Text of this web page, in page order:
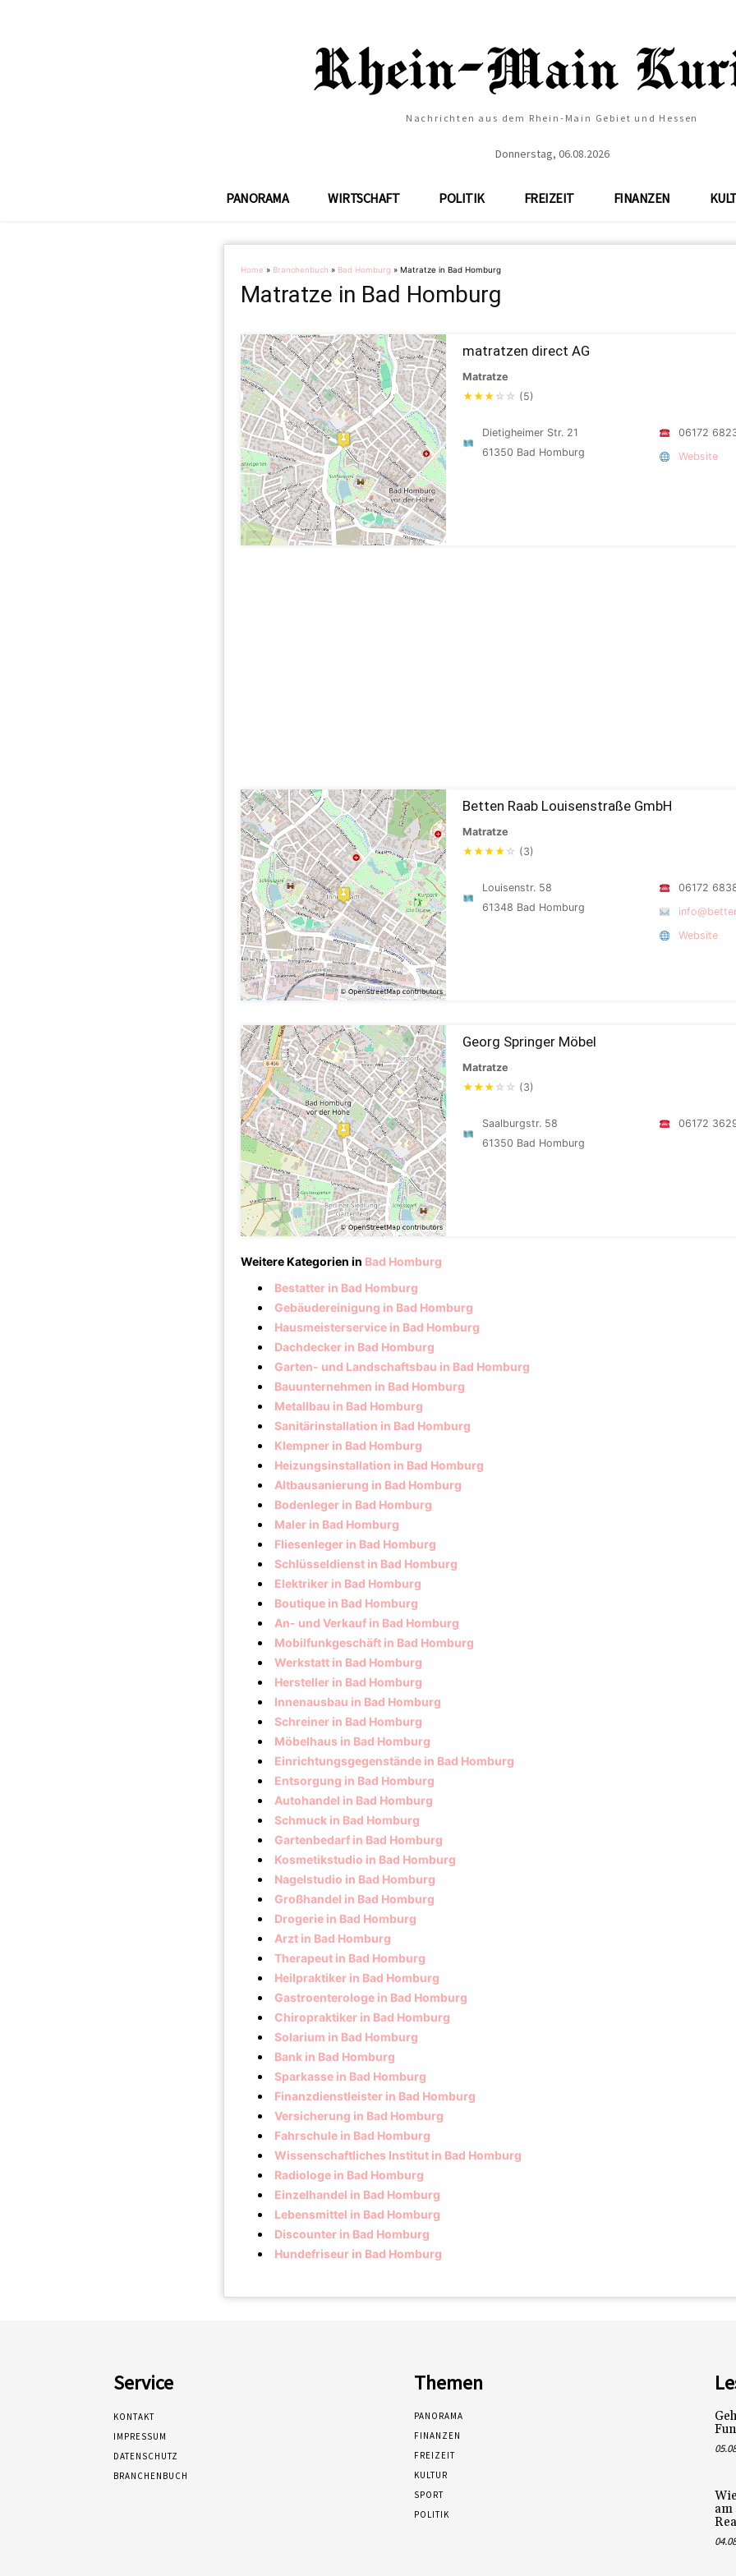
Nachrichten aus dem Rhein-Main Gebiet und Hessen
Donnerstag, 06.08.2026
PANORAMA WIRTSCHAFT POLITIK FREIZEIT FINANZEN
Home » Branchenbuch » Bad Homburg » Matratze in Bad Homburg
Matratze in Bad Homburg
matratzen direct AG
Matratze
★★★ ☆ ☆ (5)
Dietigheimer Str. 21
61350 Bad Homburg
06172
Website
Betten Raab Louisenstraße GmbH
Matratze
★★★★ ☆ (3)
Louisenstr. 58
61348 Bad Homburg
06172
Website
Georg Springer Möbel
Matratze
★★★ ☆ ☆ (3)
Saalburgstr. 58
61350 Bad Homburg
06172
Weitere Kategorien in Bad Homburg
Bestatter in Bad Homburg
Gebäudereinigung in Bad Homburg
Hausmeisterservice in Bad Homburg
Dachdecker in Bad Homburg
Garten- und Landschaftsbau in Bad Homburg
Bauunternehmen in Bad Homburg
Metallbau in Bad Homburg
Sanitärinstallation in Bad Homburg
Klempner in Bad Homburg
Heizungsinstallation in Bad Homburg
Altbausanierung in Bad Homburg
Bodenleger in Bad Homburg
Maler in Bad Homburg
Fliesenleger in Bad Homburg
Schlüsseldienst in Bad Homburg
Elektriker in Bad Homburg
Boutique in Bad Homburg
An- und Verkauf in Bad Homburg
Mobilfunkgeschäft in Bad Homburg
Werkstatt in Bad Homburg
Hersteller in Bad Homburg
Innenausbau in Bad Homburg
Schreiner in Bad Homburg
Möbelhaus in Bad Homburg
Einrichtungsgegenstände in Bad Homburg
Entsorgung in Bad Homburg
Autohandel in Bad Homburg
Schmuck in Bad Homburg
Gartenbedarf in Bad Homburg
Kosmetikstudio in Bad Homburg
Nagelstudio in Bad Homburg
Großhandel in Bad Homburg
Drogerie in Bad Homburg
Arzt in Bad Homburg
Therapeut in Bad Homburg
Heilpraktiker in Bad Homburg
Gastroenterologe in Bad Homburg
Chiropraktiker in Bad Homburg
Solarium in Bad Homburg
Bank in Bad Homburg
Sparkasse in Bad Homburg
Finanzdienstleister in Bad Homburg
Versicherung in Bad Homburg
Fahrschule in Bad Homburg
Wissenschaftliches Institut in Bad Homburg
Radiologe in Bad Homburg
Einzelhandel in Bad Homburg
Lebensmittel in Bad Homburg
Discounter in Bad Homburg
Hundefriseur in Bad Homburg
Service
KONTAKT
IMPRESSUM
DATENSCHUTZ
BRANCHENBUCH
Themen
PANORAMA
FINANZEN
FREIZEIT
KULTUR
SPORT
POLITIK